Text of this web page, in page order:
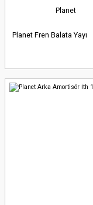
Planet
Planet Fren Balata Yayı